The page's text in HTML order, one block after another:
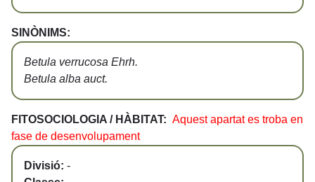
SINÒNIMS:
Betula verrucosa Ehrh.
Betula alba auct.
FITOSOCIOLOGIA / HÀBITAT: Aquest apartat es troba en
fase de desenvolupament
Divisió: -